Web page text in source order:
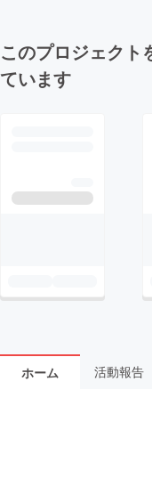
このプロジェクト
ています
ホーム 活動報告